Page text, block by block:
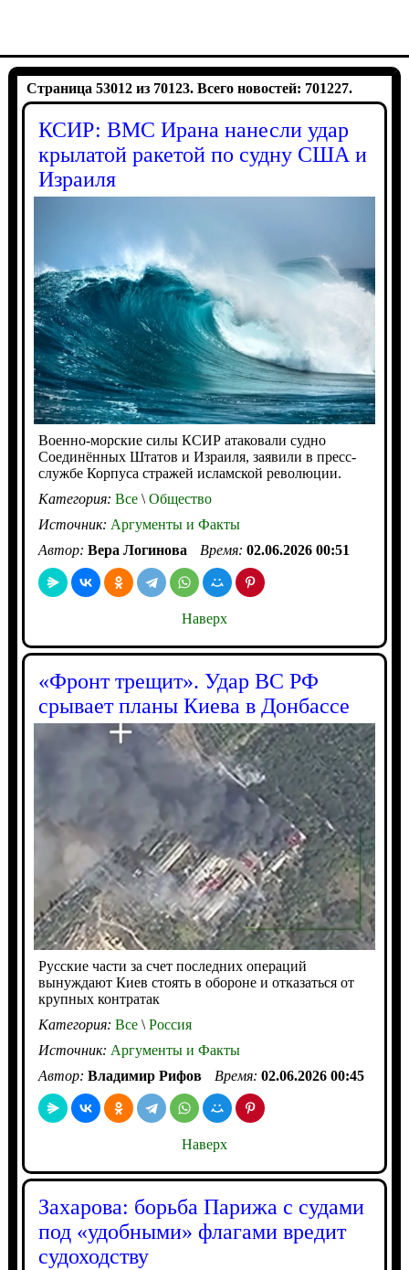
Страница 53012 из 70123. Всего новостей: 701227.
КСИР: ВМС Ирана нанесли удар
крылатой ракетой по судну США и
Израиля
Военно-морские силы КСИР атаковали судно
Соединённых Штатов и Израиля, заявили в пресс-
службе Корпуса стражей исламской революции.
Категория: Все\Общество
Источник: Аргументы и Факты
Автор: Вера Логинова Время: 02.06.2026 00:51
Наверх
«Фронт трещит». Удар ВС РФ
срывает планы Киева в Донбассе
Русские части за счет последних операций
вынуждают Киев стоять в обороне и отказаться от
крупных контратак
Категория: Все\Россия
Источник: Аргументы и Факты
Автор: Владимир Рифов Время: 02.06.2026 00:45
Наверх
Захарова: борьба Парижа с судами
под «удобными» флагами вредит
судоходству